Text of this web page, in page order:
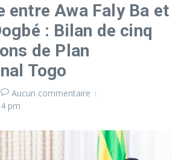
entre Awa Faly Ba et
: Bilan de cinq
de Plan
Togo
Aucun commentaire
pm